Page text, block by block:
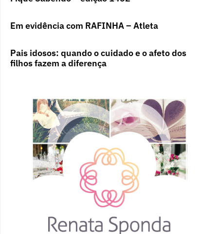
Em evidência com RAFINHA – Atleta
Pais idosos: quando o cuidado e o afeto dos
filhos fazem a diferença